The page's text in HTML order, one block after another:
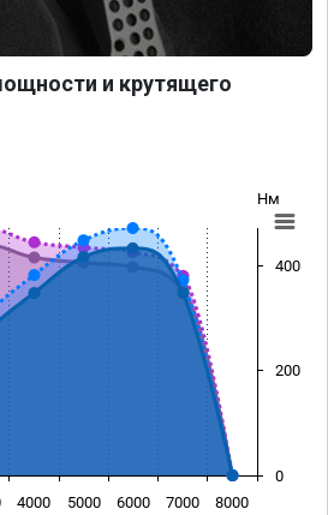
и крутящего
Нм
4000 5000 6000 7000 8000
0
200
400